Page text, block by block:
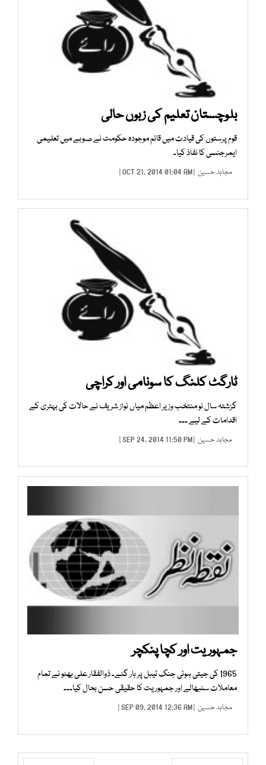
بلوچستان تعلیم کی زبوں حالی
قوم پرستوں کی قیادت میں قائم موجودہ حکومت نے صوبے میں تعلیمی
ایمرجنسی کا نفاذ کیا۔
مجاہد حسین | OCT 21, 2014 01:04 AM |
ٹارگٹ کلنگ کا سونامی اور کراچی
گزشتہ سال نو منتخب وزیر اعظم میاں نواز شریف نے حالات کی بہتری کے
اقدامات کے لیے ۔۔۔
مجاہد حسین | SEP 24, 2014 11:50 PM |
جمہوریت اور کچا پنکچر
1965 کی جیتی ہوئی جنگ ٹیبل پر ہار گئے۔ ذوالفقار علی بھٹو نے تمام
معاملات سنبھالے اور جمہوریت کا حقیقی حسن بحال کیا۔۔۔
مجاہد حسین | SEP 09, 2014 12:36 AM |